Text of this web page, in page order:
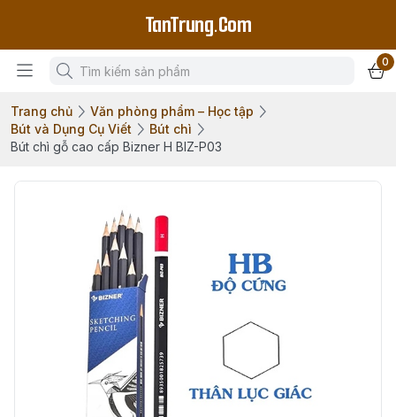
TanTrung.Com
0
Trang chủ
Văn phòng phẩm – Học tập
Bút và Dụng Cụ Viết
Bút chì
Bút chì gỗ cao cấp Bizner H BIZ-P03